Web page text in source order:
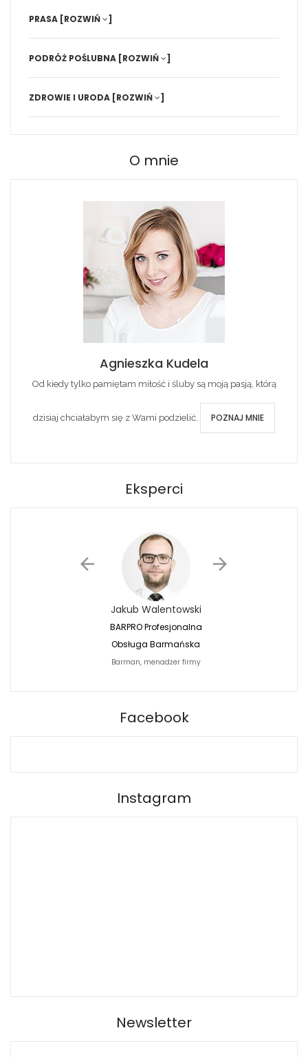
PRASA [ROZWIŃ ]
PODRÓŻ POŚLUBNA [ROZWIŃ ]
ZDROWIE I URODA [ROZWIŃ ]
O mnie
Agnieszka Kudela
Od kiedy tylko pamiętam miłość i śluby są moją pasją, którą
dzisiaj chciałabym się z Wami podzielić. POZNAJ MNIE
Eksperci
Jakub Walentowski
BARPRO Profesjonalna
Obsługa Barmańska
Barman, menadżer firmy
Facebook
Instagram
Newsletter